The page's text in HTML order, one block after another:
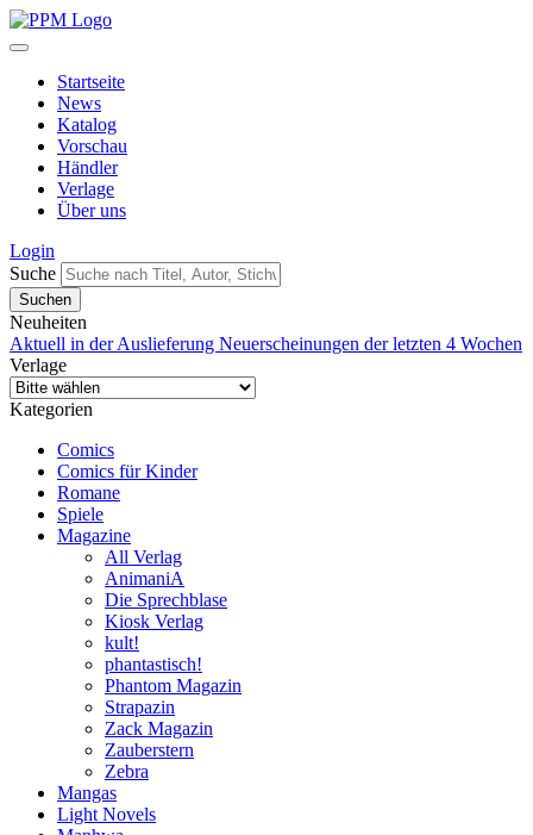
Startseite
News
Katalog
Vorschau
Händler
Verlage
Über uns
Login
Suche
Neuheiten
Aktuell in der Auslieferung Neuerscheinungen der letzten 4 Wochen
Verlage
Kategorien
Comics
Comics für Kinder
Romane
Spiele
Magazine
All Verlag
AnimaniA
Die Sprechblase
Kiosk Verlag
kult!
phantastisch!
Phantom Magazin
Strapazin
Zack Magazin
Zauberstern
Zebra
Mangas
Light Novels